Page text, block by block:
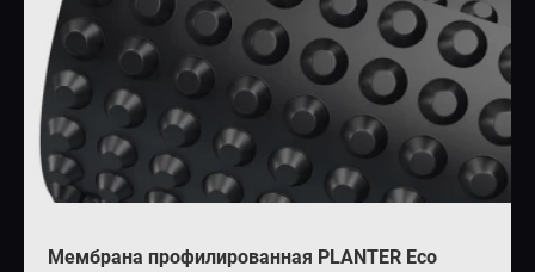
Мембрана профилированная PLANTER Eco